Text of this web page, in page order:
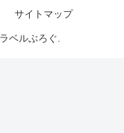
サイトマップ
ベルぶろぐ.